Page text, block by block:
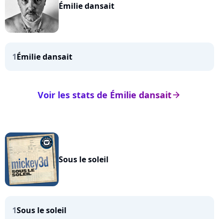
Émilie dansait
1Émilie dansait
arrow_right
Voir les stats de Émilie dansait
Sous le soleil
1Sous le soleil